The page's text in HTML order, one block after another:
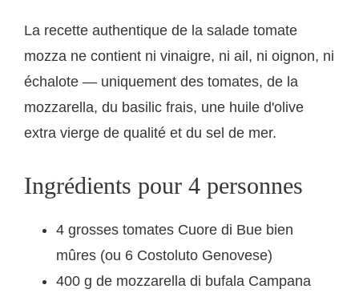
La recette authentique de la salade tomate
mozza ne contient ni vinaigre, ni ail, ni oignon, ni
échalote — uniquement des tomates, de la
mozzarella, du basilic frais, une huile d'olive
extra vierge de qualité et du sel de mer.
Ingrédients pour 4 personnes
4 grosses tomates Cuore di Bue bien
mûres (ou 6 Costoluto Genovese)
400 g de mozzarella di bufala Campana